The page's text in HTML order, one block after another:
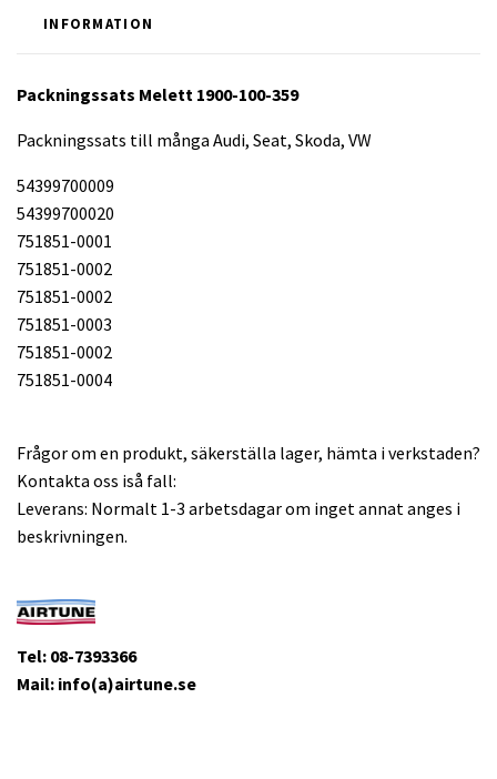
INFORMATION
Packningssats Melett 1900-100-359
Packningssats till många Audi, Seat, Skoda, VW
54399700009
54399700020
751851-0001
751851-0002
751851-0002
751851-0003
751851-0002
751851-0004
Frågor om en produkt, säkerställa lager, hämta i verkstaden?
Kontakta oss iså fall:
Leverans: Normalt 1-3 arbetsdagar om inget annat anges i
beskrivningen.
Tel: 08-7393366
Mail: info(a)airtune.se